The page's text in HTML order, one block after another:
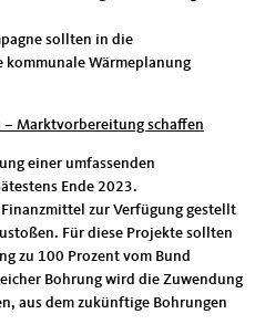
sollten in die
Wärmeplanung
Marktvorbereitung schaffen
einer umfassenden
Ende 2023.
zur Verfügung gestellt
Für diese Projekte sollten
zu 100 Prozent vom Bund
Bohrung wird die Zuwendung
aus dem zukünftige Bohrungen